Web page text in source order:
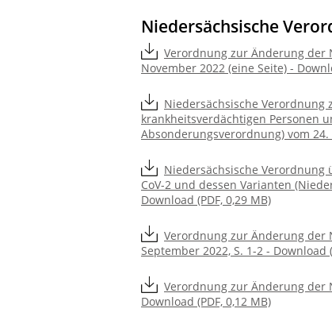
Niedersächsische
Verordnung zur Änderung der
November 2022 (eine Seite) -
Niedersächsische Verordnung
krankheitsverdächtigen Personen
Absonderungsverordnung) vom 24.
Niedersächsische Verordnung
CoV-2 und dessen Varianten
Download (PDF, 0,29 MB)
Verordnung zur Änderung der
September 2022, S. 1-2 - Download
Verordnung zur Änderung der
Download (PDF, 0,12 MB)